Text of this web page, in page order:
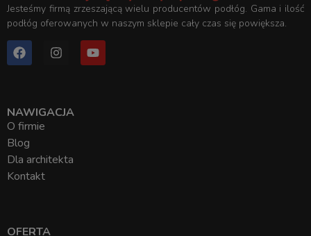
Jesteśmy firmą zrzeszającą wielu producentów podłóg. Gama i ilość
podłóg oferowanych w naszym sklepie cały czas się powiększa.
NAWIGACJA
O firmie
Blog
Dla architekta
Kontakt
OFERTA